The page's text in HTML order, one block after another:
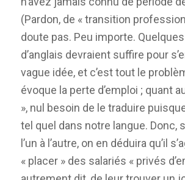
(Pardon, de « transition
doute pas. Peu importe.
d’anglais devraient suffire pour
vague idée, et c’est tout le
évoque la perte d’emploi ; quant
», nul besoin de le traduire
tel quel dans notre langue. Donc,
l’un à l’autre, on en déduira qu’il
« placer » des salariés « privés